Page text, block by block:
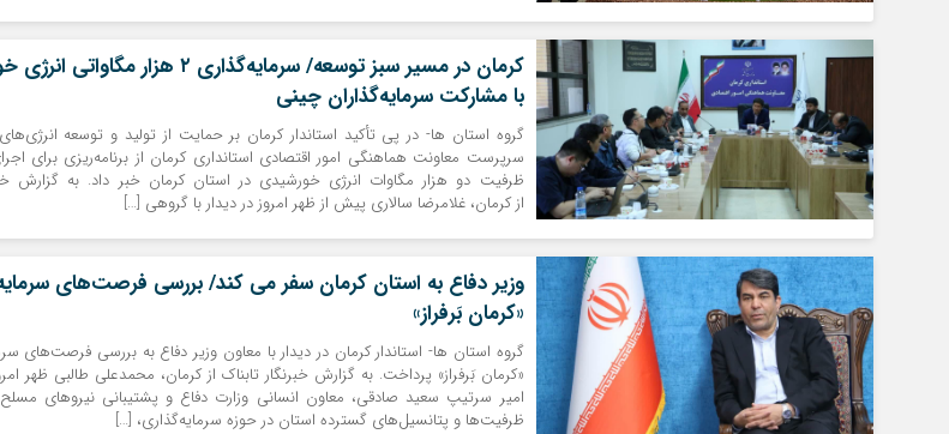
کرمان در مسیر سبز توسعه/ سرمایه‌گذاری ۲ هزار
با مشارکت سرمایه‌گذاران چینی
گروه استان ها- در پی تأکید استاندار کرمان بر حمایت از تولید و توسعه
سرپرست معاونت هماهنگی امور اقتصادی استانداری کرمان از برنامه‌ریزی برای
ظرفیت دو هزار مگاوات انرژی خورشیدی در استان کرمان خبر داد. به گزارش
از کرمان، غلامرضا سالاری پیش از ظهر امروز در دیدار با گروهی […]
وزیر دفاع به استان کرمان سفر می کند/ بررسی فرصت‌های
«کرمان بَرفراز»
گروه استان ها- استاندار کرمان در دیدار با معاون وزیر دفاع به بررسی فرصت‌های
«کرمان بَرفراز» پرداخت. به گزارش خبرنگار تابناک از کرمان، محمدعلی طالبی ظهر
امیر سرتیپ سعید صادقی، معاون انسانی وزارت دفاع و پشتیبانی نیروهای
ظرفیت‌ها و پتانسیل‌های گسترده استان در حوزه سرمایه‌گذاری، […]